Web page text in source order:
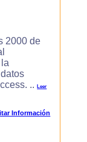
2000 de
..Leer
Información